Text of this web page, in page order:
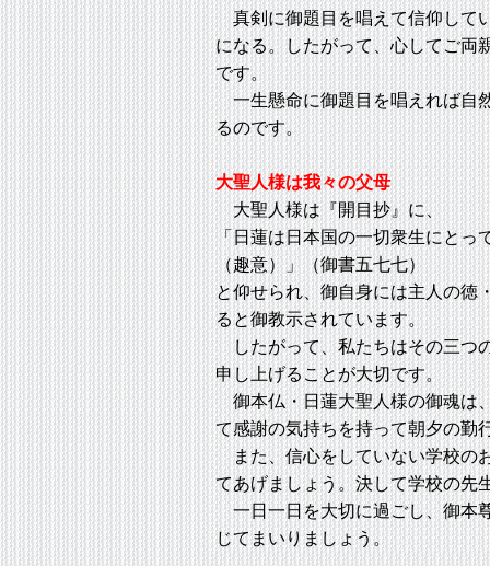
真剣に御題目を唱えて信仰して
になる。したがって、心してご両
です。
一生懸命に御題目を唱えれば自
るのです。
大聖人様は我々の父母
大聖人様は『開目抄』に、
「日蓮は日本国の一切衆生にとっ
（趣意）」（御書五七七）
と仰せられ、御自身には主人の徳
ると御教示されています。
したがって、私たちはその三つ
申し上げることが大切です。
御本仏・日蓮大聖人様の御魂は
て感謝の気持ちを持って朝夕の勤
また、信心をしていない学校の
てあげましょう。決して学校の先
一日一日を大切に過ごし、御本
じてまいりましょう。